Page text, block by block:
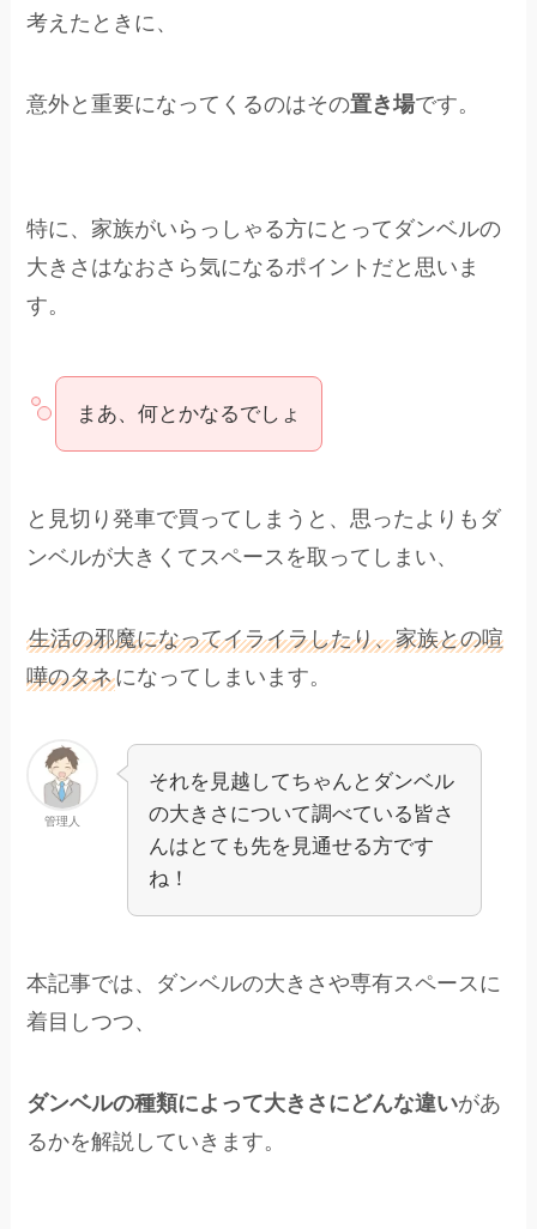
考えたときに、
意外と重要になってくるのはその置き場です。
特に、家族がいらっしゃる方にとってダンベルの
大きさはなおさら気になるポイントだと思いま
す。
まあ、何とかなるでしょ
と見切り発車で買ってしまうと、思ったよりもダ
ンベルが大きくてスペースを取ってしまい、
生活の邪魔になってイライラしたり、家族との喧
嘩のタネになってしまいます。
管理人
それを見越してちゃんとダンベル
の大きさについて調べている皆さ
んはとても先を見通せる方です
ね！
本記事では、ダンベルの大きさや専有スペースに
着目しつつ、
ダンベルの種類によって大きさにどんな違いがあ
るかを解説していきます。